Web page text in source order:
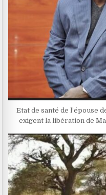
Etat de santé de l’épouse
exigent la libération de